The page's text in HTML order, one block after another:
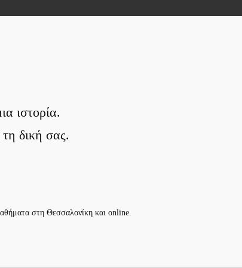
ιστορία.
δική σας.
στη Θεσσαλονίκη και online.